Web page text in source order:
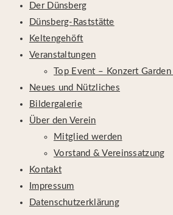
Der Dünsberg
Dünsberg-Raststätte
Keltengehöft
Veranstaltungen
Top Event – Konzert
Neues und Nützliches
Bildergalerie
Über den Verein
Mitglied werden
Vorstand & Vereinssatzung
Kontakt
Impressum
Datenschutzerklärung